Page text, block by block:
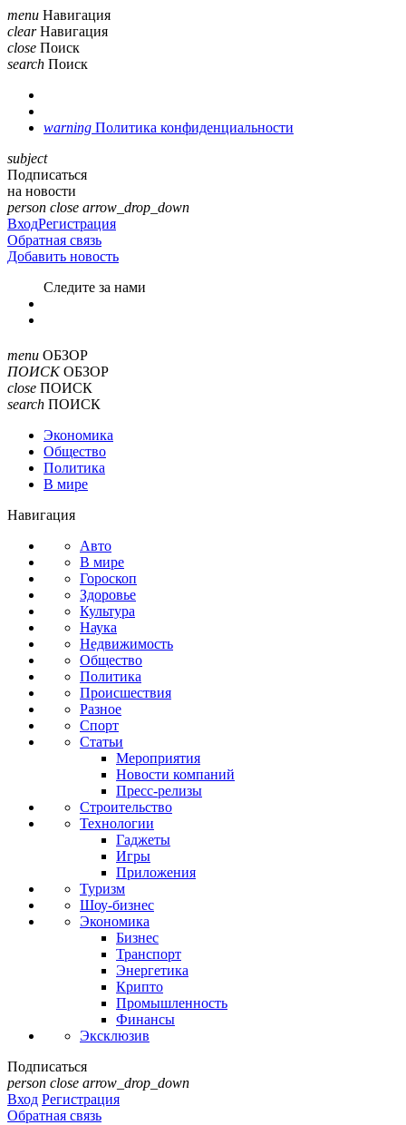
menu Навигация
clear Навигация
close Поиск
search Поиск
warning Политика конфиденциальности
subject
Подписаться
на новости
person close arrow_drop_down
ВходРегистрация
Обратная связь
Добавить новость
Cледите за нами
menu ОБЗОР
ПОИСК ОБЗОР
close ПОИСК
search ПОИСК
Экономика
Общество
Политика
В мире
Навигация
Авто
В мире
Гороскоп
Здоровье
Культура
Наука
Недвижимость
Общество
Политика
Происшествия
Разное
Спорт
Статьи
Мероприятия
Новости компаний
Пресс-релизы
Строительство
Технологии
Гаджеты
Игры
Приложения
Туризм
Шоу-бизнес
Экономика
Бизнес
Транспорт
Энергетика
Крипто
Промышленность
Финансы
Эксклюзив
Подписаться
person close arrow_drop_down
Вход Регистрация
Обратная связь